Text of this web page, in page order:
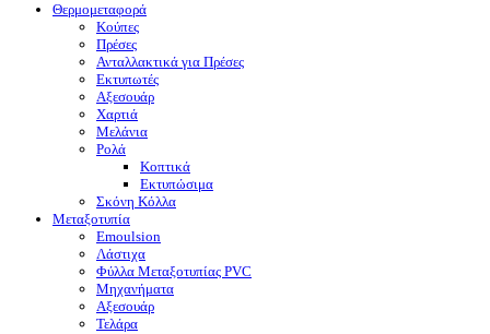
Θερμομεταφορά
Κούπες
Πρέσες
Ανταλλακτικά για Πρέσες
Εκτυπωτές
Αξεσουάρ
Χαρτιά
Μελάνια
Ρολά
Κοπτικά
Εκτυπώσιμα
Σκόνη Κόλλα
Μεταξοτυπία
Emoulsion
Λάστιχα
Φύλλα Μεταξοτυπίας PVC
Μηχανήματα
Αξεσουάρ
Τελάρα